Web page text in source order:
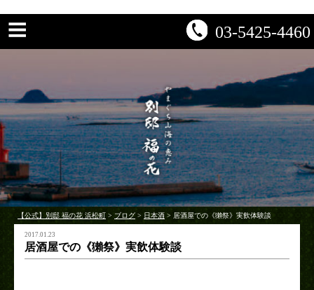
03-5425-4460
【公式】別邸 福の花 浜松町 > ブログ > 日本酒 > 居酒屋での《獺祭》実飲体験談
2017.01.23
居酒屋での《獺祭》実飲体験談